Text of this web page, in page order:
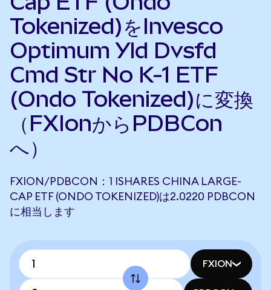
Tokenized)をInvesco
Optimum Yld Dvsfd
Cmd Str No K-1 ETF
(Ondo Tokenized)に変換
（FXIonからPDBCon
へ）
FXION/PDBCON：1 ISHARES CHINA LARGE-
CAP ETF (ONDO TOKENIZED)は2.0220 PDBCON
に相当します
FXION